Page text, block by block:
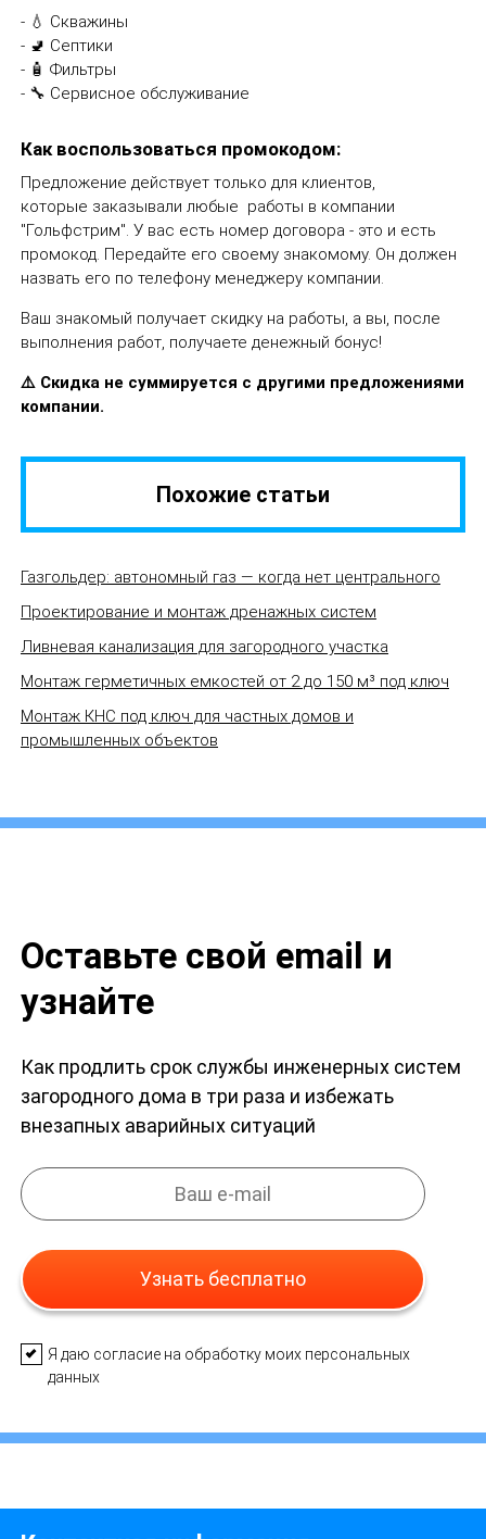
💧 Скважины
🚽 Септики
🧴 Фильтры
🔧 Сервисное обслуживание
Как воспользоваться промокодом:
Предложение действует только для клиентов,
которые заказывали любые работы в компании
"Гольфстрим". У вас есть номер договора - это и есть
промокод. Передайте его своему знакомому. Он должен
назвать его по телефону менеджеру компании.
Ваш знакомый получает скидку на работы, а вы, после
выполнения работ, получаете денежный бонус!
⚠️ Скидка не суммируется с другими предложениями
компании.
Похожие статьи
Газгольдер: автономный газ — когда нет центрального
Проектирование и монтаж дренажных систем
Ливневая канализация для загородного участка
Монтаж герметичных емкостей от 2 до 150 м³ под ключ
Монтаж КНС под ключ для частных домов и
промышленных объектов
Оставьте свой email и
узнайте
Как продлить срок службы инженерных систем
загородного дома в три раза и избежать
внезапных аварийных ситуаций
Узнать бесплатно
Я даю согласие на обработку моих персональных
данных